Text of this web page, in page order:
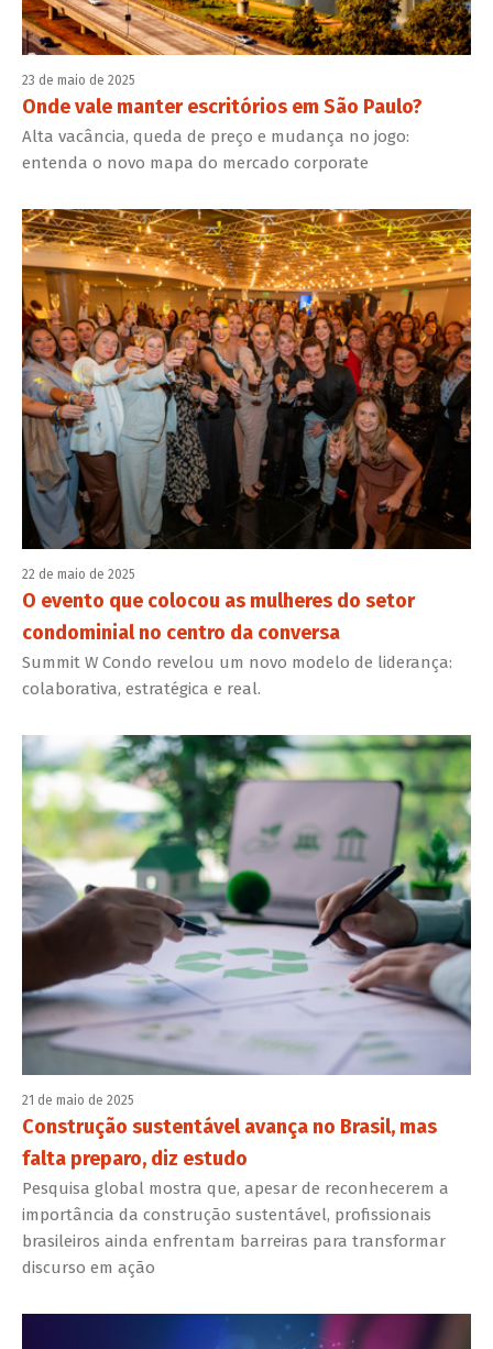
23 de maio de 2025
Onde vale manter escritórios em São Paulo?
Alta vacância, queda de preço e mudança no jogo:
entenda o novo mapa do mercado corporate
22 de maio de 2025
O evento que colocou as mulheres do setor
condominial no centro da conversa
Summit W Condo revelou um novo modelo de liderança:
colaborativa, estratégica e real.
21 de maio de 2025
Construção sustentável avança no Brasil, mas
falta preparo, diz estudo
Pesquisa global mostra que, apesar de reconhecerem a
importância da construção sustentável, profissionais
brasileiros ainda enfrentam barreiras para transformar
discurso em ação